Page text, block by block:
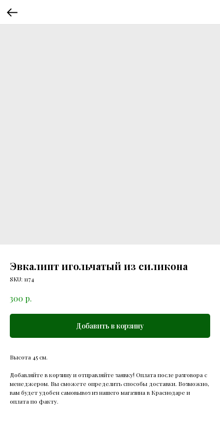
Эвкалипт игольчатый из силикона
SKU: 1174
300 р.
Добавить в корзину
Высота 45 см.
Добавляйте в корзину и отправляйте заявку! Оплата после разговора с
менеджером. Вы сможете определить способы доставки. Возможно,
вам будет удобен самовывоз из нашего магазина в Краснодаре и
оплата по факту.